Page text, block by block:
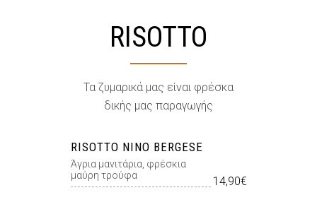
RISOTTO
Τα ζυμαρικά μας είναι φρέσκα
δικής μας παραγωγής
RISOTTO NINO BERGESE
Άγρια µανιτάρια, φρέσκια
µαύρη τρούφα
14,90€